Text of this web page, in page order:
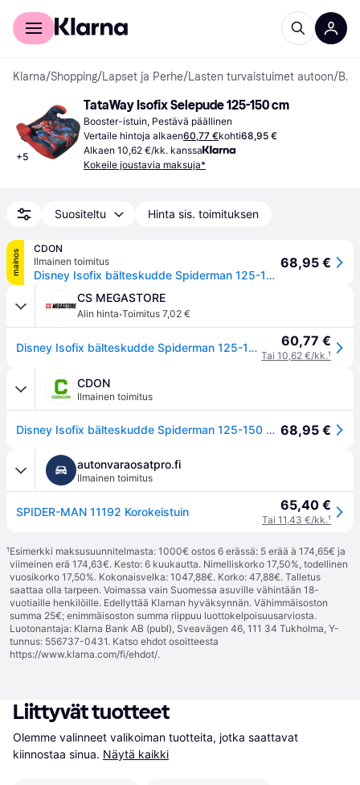
Kuluttajille
Klarna/Shopping/Lapset ja Perhe/Lasten turvaistuimet autoon/ Booster-istuimet
+5
TataWay Isofix Selepude 125-150 cm
Booster-istuin, Pestävä päällinen
Vertaile hintoja alkaen60,77 €kohti68,95 €
Alkaen 10,62 €/kk. kanssa
Kokeile joustavia maksuja*
Suositeltu Hinta sis. toimituksen
mainos
CDON
Ilmainen toimitus
Disney Isofix bälteskudde Spiderman 125-150 cm R129
68,95 €
CS MEGASTORE
Alin hinta·Toimitus 7,02 €
Disney Isofix bälteskudde Spiderman 125-150 cm R129 60,77 €
Tai 10,62 €/kk.¹
CDON
Ilmainen toimitus
Disney Isofix bälteskudde Spiderman 125-150 cm R129 68,95 €
autonvaraosatpro.fi
Ilmainen toimitus
SPIDER-MAN 11192 Korokeistuin 65,40 €
Tai 11,43 €/kk.¹
¹Esimerkki maksusuunnitelmasta: 1000€ ostos 6 erässä: 5 erää à 174,65€ ja
viimeinen erä 174,63€. Kesto: 6 kuukautta. Nimelliskorko 17,50%, todellinen
vuosikorko 17,50%. Kokonaisvelka: 1047,88€. Korko: 47,88€. Talletus
saattaa olla tarpeen. Voimassa vain Suomessa asuville vähintään 18-
vuotiaille henkilöille. Edellyttää Klarnan hyväksynnän. Vähimmäisoston
summa 25€; enimmäisoston summa riippuu luottokelpoisuusarviosta.
Luotonantaja: Klarna Bank AB (publ), Sveavägen 46, 111 34 Tukholma, Y-
tunnus: 556737-0431. Katso ehdot osoitteesta
https://www.klarna.com/fi/ehdot/.
Liittyvät tuotteet
Olemme valinneet valikoiman tuotteita, jotka saattavat
kiinnostaa sinua. Näytä kaikki